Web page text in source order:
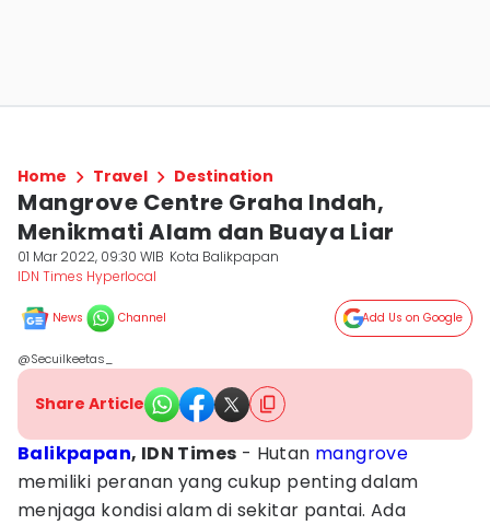
Home Travel Destination
Mangrove Centre Graha Indah,
Menikmati Alam dan Buaya Liar
01 Mar 2022, 09:30 WIB Kota Balikpapan
IDN Times Hyperlocal
News Channel Add Us on Google
@Secuilkeetas_
Share Article
Balikpapan, IDN Times - Hutan mangrove
memiliki peranan yang cukup penting dalam
menjaga kondisi alam di sekitar pantai. Ada